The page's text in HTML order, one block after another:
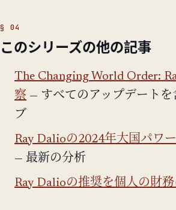
このシリーズの他の記事
The Changing World Order:
察 — すべてのアップデートを
ブ
Ray Dalioの2024年大国パワ
— 最新の分析
Ray Dalioの推奨を個人の財